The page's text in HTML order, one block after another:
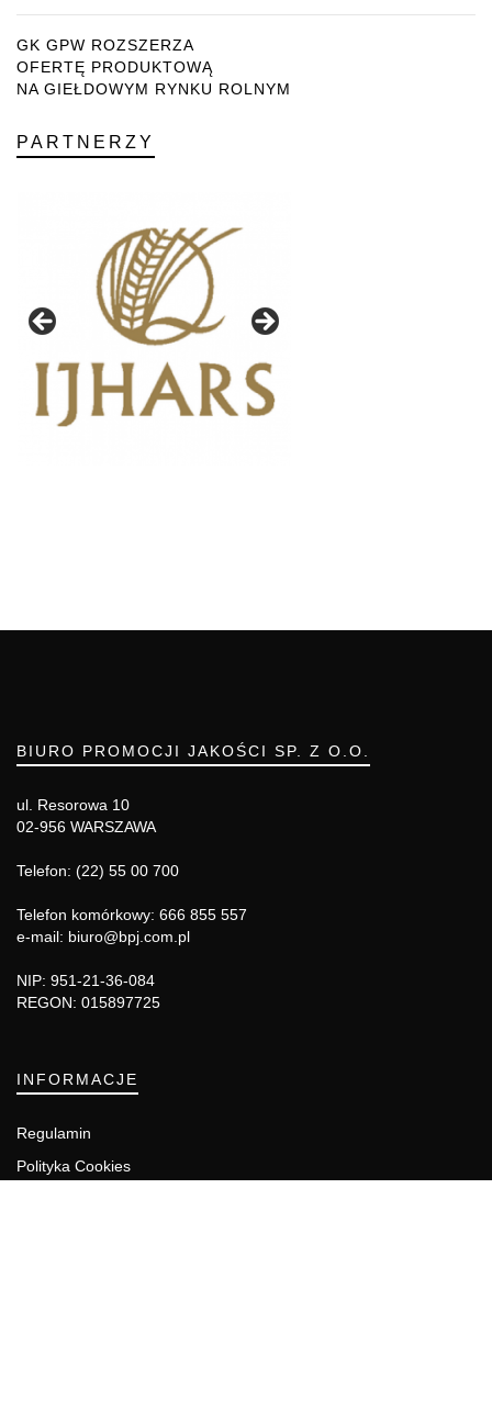
GK GPW ROZSZERZA
OFERTĘ PRODUKTOWĄ
NA GIEŁDOWYM RYNKU ROLNYM
PARTNERZY
BIURO PROMOCJI JAKOŚCI SP. Z O.O.
ul. Resorowa 10
02-956 WARSZAWA
Telefon: (22) 55 00 700
Telefon komórkowy: 666 855 557
e-mail: biuro@bpj.com.pl
NIP: 951-21-36-084
REGON: 015897725
INFORMACJE
Regulamin
Polityka Cookies